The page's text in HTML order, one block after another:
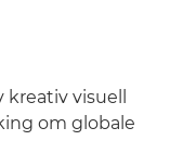
visuell
om globale